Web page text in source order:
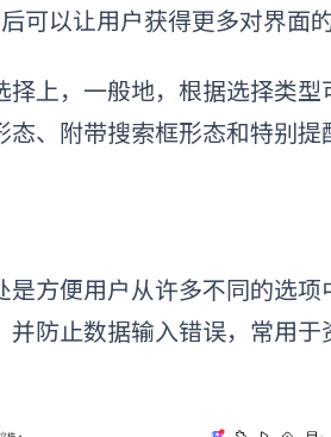
以让用户获得更多对界面的
择上，一般地，根据选择类型
、附带搜索框形态和特别提
方便用户从许多不同的选项
防止数据输入错误，常用于